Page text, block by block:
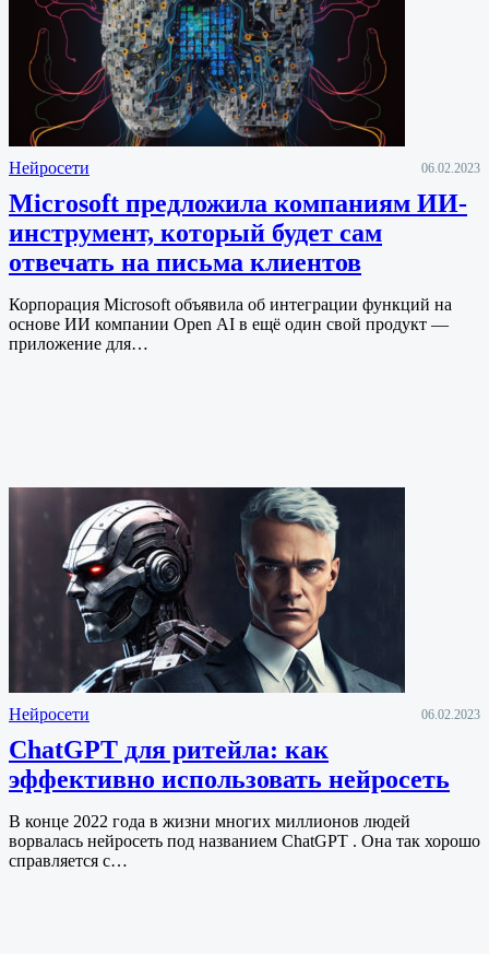
Нейросети 06.02.2023
Microsoft предложила компаниям ИИ-
инструмент, который будет сам
отвечать на письма клиентов
Корпорация Microsoft объявила об интеграции функций на
основе ИИ компании Open AI в ещё один свой продукт —
приложение для…
Нейросети 06.02.2023
ChatGPT для ритейла: как
эффективно использовать нейросеть
В конце 2022 года в жизни многих миллионов людей
ворвалась нейросеть под названием ChatGPT . Она так хорошо
справляется с…